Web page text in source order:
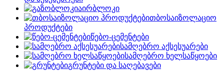
აირბლოკი
თბოსაიზოლაციო
პროდუქტები
წებო-ცემენტები
სამღებრო აქსესუარები
სამღებრო ხელსაწყოები
გრუნტები და საღებავები